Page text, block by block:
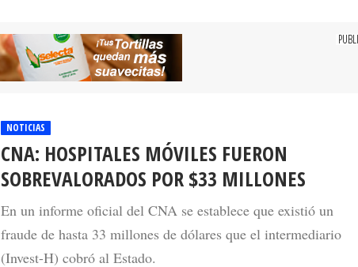
CNA: HOSPITALES MÓVILES FUERON
SOBREVALORADOS POR $33 MILLONES
En un informe oficial del CNA se establece que existió un
fraude de hasta 33 millones de dólares que el intermediario
(Invest-H) cobró al Estado.